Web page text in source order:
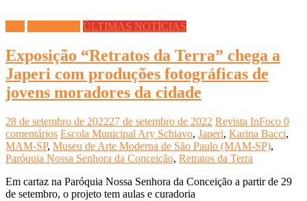
ÚLTIMAS NOTÍCIAS
Exposição “Retratos da Terra” chega a
Japeri com produções fotográficas de
jovens moradores da cidade
28 de setembro de 202227 de setembro de 2022 Revista InFoco 0
comentários Escola Municipal Ary Schiavo, Japeri, Karina Bacci,
MAM-SP, Museu de Arte Moderna de São Paulo (MAM-SP),
Paróquia Nossa Senhora da Conceição, Retratos da Terra
Em cartaz na Paróquia Nossa Senhora da Conceição a partir de 29
de setembro, o projeto tem aulas e curadoria